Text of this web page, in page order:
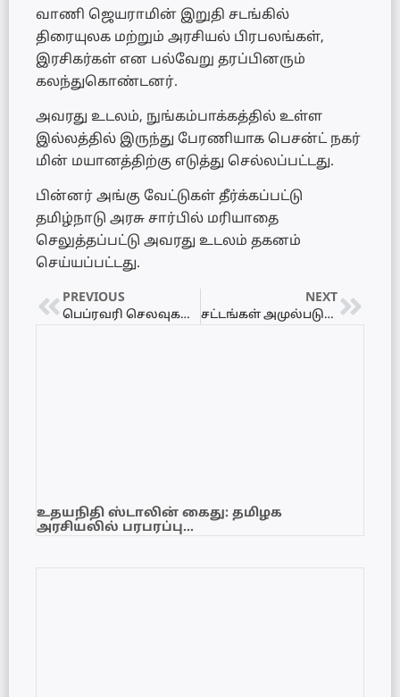
வாணி ஜெயராமின் இறுதி சடங்கில்
திரையுலக மற்றும் அரசியல் பிரபலங்கள்,
இரசிகர்கள் என பல்வேறு தரப்பினரும்
கலந்துகொண்டனர்.
அவரது உடலம், நுங்கம்பாக்கத்தில் உள்ள
இல்லத்தில் இருந்து பேரணியாக பெசன்ட் நகர்
மின் மயானத்திற்கு எடுத்து செல்லப்பட்டது.
பின்னர் அங்கு வேட்டுகள் தீர்க்கப்பட்டு
தமிழ்நாடு அரசு சார்பில் மரியாதை
செலுத்தப்பட்டு அவரது உடலம் தகனம்
செய்யப்பட்டது.
PREVIOUS
பெப்ரவரி செலவுகளுக்கு மட்டும் 77 கோடி ரூபாவை கோரும் தேர்தல் ஆணைக்குழு
NEXT
சட்டங்கள் அமுல்படுத்தப்படுவதை உறுதிப்படுத்துவது தனது பொறுப்பு என்கிறார் ஜனாதிபதி ரணில்
உதயநிதி ஸ்டாலின் கைது: தமிழக
அரசியலில் பரபரப்பு…